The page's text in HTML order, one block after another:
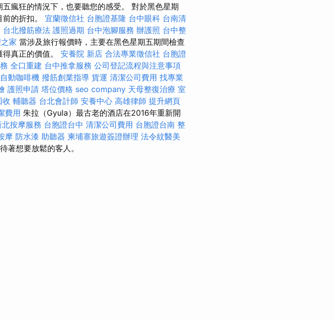
瘋狂的情況下，也要聽您的感受。 對於黑色星期
的折扣。 宜蘭徵信社 台胞證基隆 台中眼科 台南清
台北撥筋療法 護照過期 台中泡腳服務 辦護照 台中整
家 當涉及旅行報價時，主要在黑色星期五期間檢查
真正的價值。 安養院 新店 合法專業徵信社 台胞證
全口重建 台中推拿服務 公司登記流程與注意事項
動咖啡機 撥筋創業指導 貨運 清潔公司費用 找專業
護照申請 塔位價格 seo company 天母整復治療 室
收 輔聽器 台北會計師 安養中心 高雄律師 提升網頁
費用 朱拉（Gyula）最古老的酒店在2016年重新開
北按摩服務 台胞證台中 清潔公司費用 台胞證台南 整
摩 防水漆 助聽器 柬埔寨旅遊簽證辦理 法令紋醫美
著想要放鬆的客人。